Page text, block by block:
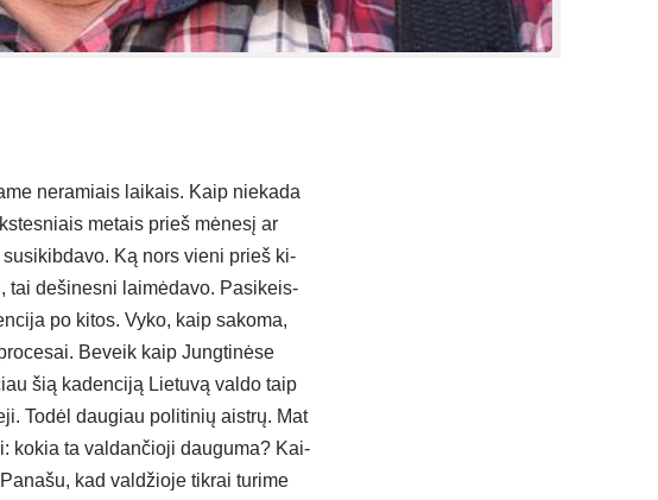
ne­ra­miais lai­kais. Kaip nie­ka­da
me­tais prieš mė­ne­sį ar
Ką nors vie­ni prieš ki­
tai de­ši­nes­ni lai­mė­da­vo. Pa­si­keis­
po ki­tos. Vy­ko, kaip sa­ko­ma,
Be­veik kaip Jung­ti­nė­se
šią ka­den­ci­ją Lie­tu­vą val­do taip
To­dėl dau­giau po­li­ti­nių aist­rų. Mat
ko­kia ta val­dan­čio­ji dau­gu­ma? Kai­
kad val­džio­je tik­rai tu­ri­me